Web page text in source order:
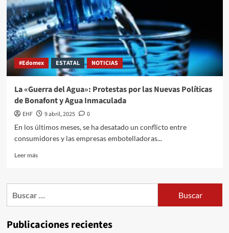
#Edomex ESTATAL NOTICIAS
La «Guerra del Agua»: Protestas por las Nuevas Políticas
de Bonafont y Agua Inmaculada
EHF 9 abril, 2025
0
En los últimos meses, se ha desatado un conflicto entre
consumidores y las empresas embotelladoras...
Leer más
Publicaciones recientes